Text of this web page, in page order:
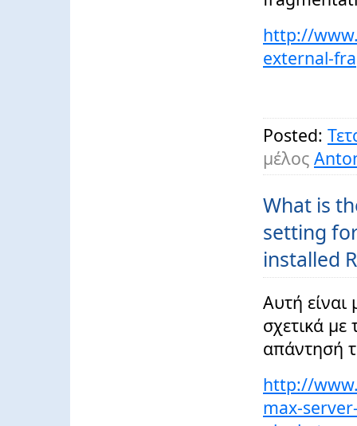
http://
external-
Posted:
μέλος
What is
setting
installed
Αυτή είναι
σχετικά
απάντησή
http://
max-